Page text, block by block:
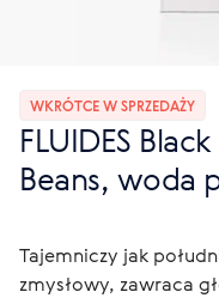
WKRÓTCE W SPRZEDAŻY
FLUIDES
Beans, woda
Tajemniczy jak
zmysłowy, zawraca